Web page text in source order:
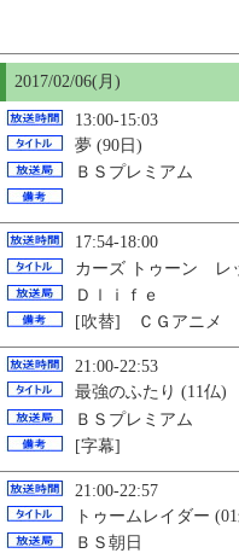
2017/02/06(月)
13:00-15:03
夢 (90日)
ＢＳプレミアム
17:54-18:00
カーズ トゥーン レ
Ｄｌｉｆｅ
[吹替] ＣＧアニメ
21:00-22:53
最強のふたり (11仏)
ＢＳプレミアム
[字幕]
21:00-22:57
トゥームレイダー
ＢＳ朝日